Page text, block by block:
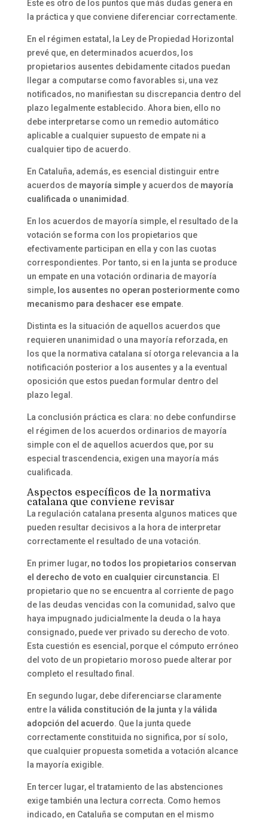
Este es otro de los puntos que más dudas genera en
la práctica y que conviene diferenciar correctamente.
En el régimen estatal, la Ley de Propiedad Horizontal
prevé que, en determinados acuerdos, los
propietarios ausentes debidamente citados puedan
llegar a computarse como favorables si, una vez
notificados, no manifiestan su discrepancia dentro del
plazo legalmente establecido. Ahora bien, ello no
debe interpretarse como un remedio automático
aplicable a cualquier supuesto de empate ni a
cualquier tipo de acuerdo.
En Cataluña, además, es esencial distinguir entre
acuerdos de mayoría simpley acuerdos de mayoría
cualificada o unanimidad .
En los acuerdos de mayoría simple, el resultado de la
votación se forma con los propietarios que
efectivamente participan en ella y con las cuotas
correspondientes. Por tanto, si en la junta se produce
un empate en una votación ordinaria de mayoría
simple, los ausentes no operan posteriormente como
mecanismo para deshacer ese empate.
Distinta es la situación de aquellos acuerdos que
requieren unanimidad o una mayoría reforzada, en
los que la normativa catalana sí otorga relevancia a la
notificación posterior a los ausentes y a la eventual
oposición que estos puedan formular dentro del
plazo legal.
La conclusión práctica es clara: no debe confundirse
el régimen de los acuerdos ordinarios de mayoría
simple con el de aquellos acuerdos que, por su
especial trascendencia, exigen una mayoría más
cualificada.
Aspectos específicos de la normativa
catalana que conviene revisar
La regulación catalana presenta algunos matices que
pueden resultar decisivos a la hora de interpretar
correctamente el resultado de una votación.
En primer lugar, no todos los propietarios conservan
el derecho de voto en cualquier circunstancia. El
propietario que no se encuentra al corriente de pago
de las deudas vencidas con la comunidad, salvo que
haya impugnado judicialmente la deuda o la haya
consignado, puede ver privado su derecho de voto.
Esta cuestión es esencial, porque el cómputo erróneo
del voto de un propietario moroso puede alterar por
completo el resultado final.
En segundo lugar, debe diferenciarse claramente
entre la válida constitución de la junta y la válida
adopción del acuerdo. Que la junta quede
correctamente constituida no significa, por sí solo,
que cualquier propuesta sometida a votación alcance
la mayoría exigible.
En tercer lugar, el tratamiento de las abstenciones
exige también una lectura correcta. Como hemos
indicado, en Cataluña se computan en el mismo